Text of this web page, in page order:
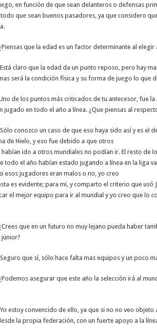
en función de que sean delanteros o defensas
que sean buenos pasadores, ya que considero
que la edad es un factor determinante al elegir
Está claro que la edad da un punto reposo, pero hay
será la condición física y su forma de juego lo que
de los puntos más criticados de tu antecesor, fue
jugado en todo el año a línea. ¿Que piensas al
conozco un caso de que eso haya sido así y es el
de Hielo, y eso fue debido a que otros
ido a otros mundiales no podían ir. El resto de
todo el año habían estado jugando a línea en la liga
esos jugadores eran malos o no, yo creo
es evidente; para mí, y comparto el criterio que usó
el mejor equipo para ir al mundial y yo creo que lo
que en un futuro no muy lejano pueda haber
júnior?
Seguro que sí, sólo hace falta mas equipos y un poco
asegurar que este año la selección irá al
Yo estoy convencido de ello, ya que si no no veo
la propia federación, con un fuerte apoyo a la